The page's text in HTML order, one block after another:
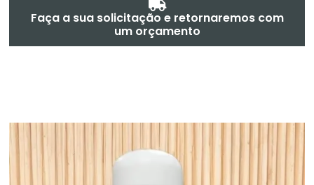
Faça a sua solicitação e retornaremos com
um orçamento